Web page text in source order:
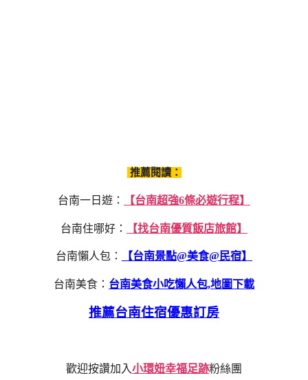
推薦閱讀：
台南一日遊： 【台南超強6條必遊行程】
台南住哪好： 【找台南優質飯店旅館】
台南懶人包： 【台南景點@美食@民宿】
台南美食： 台南美食小吃懶人包,地圖下載
推薦台南住宿優惠訂房
歡迎按讚加入小環妞幸福足跡粉絲團